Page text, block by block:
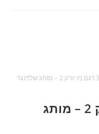
מזוודה 31′ דגם ניו יורק 2 – מותג